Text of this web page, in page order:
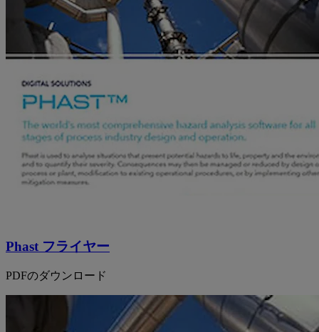
Phast フライヤー
PDFのダウンロード